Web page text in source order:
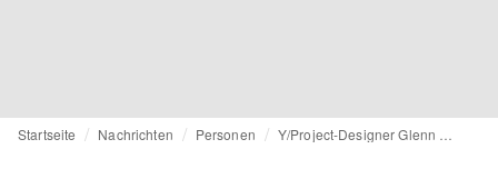
Startseite Nachrichten Personen